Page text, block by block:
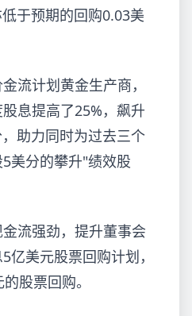
于预期的回购0.03美
流计划黄金生产商，
息提高了25%，飙升
助力同时为过去三个
美分的攀升"绩效股
流强劲，提升董事会
亿美元股票回购计划，
股票回购。